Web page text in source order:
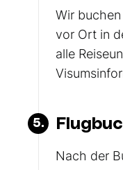
Wir
vor Ort in
alle
5.
Nach der